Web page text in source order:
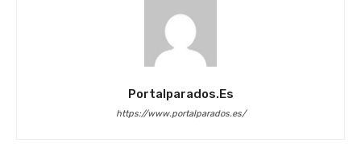
Portalparados.es
https://www.portalparados.es/